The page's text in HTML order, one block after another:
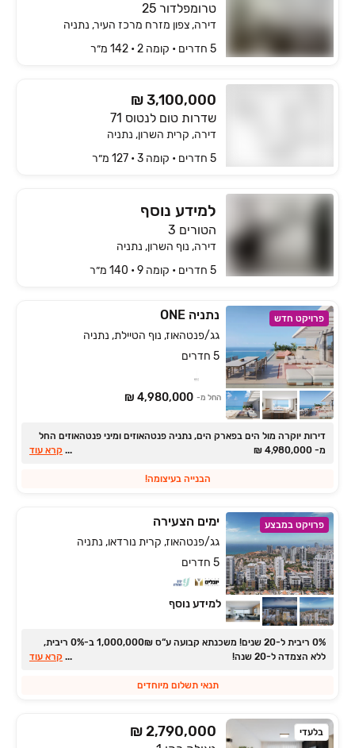
טרומפלדור 25
דירה, צפון מזרח מרכז העיר, נתניה
5 חדרים • קומה ‎2‏ • 142 מ״ר
₪ 3,100,000
שדרות טום לנטוס 71
דירה, קרית השרון, נתניה
5 חדרים • קומה ‎3‏ • 127 מ״ר
למידע נוסף
הטורים 3
דירה, נוף השרון, נתניה
5 חדרים • קומה ‎9‏ • 140 מ״ר
פרויקט חדש נתניה ONE
גג/פנטהאוז, נוף הטיילת, נתניה
5 חדרים
החל מ- 4,980,000 ₪
דירות יוקרה מול הים בפארק הים, נתניה פנטהאוזים ומיני פנטהאוזים החל
מ- ‏4,980,000 ‏₪
... קרא עוד
הבנייה בעיצומה!
פרויקט במבצע ימים הצעירה
גג/פנטהאוז, קרית נורדאו, נתניה
5 חדרים
למידע נוסף
‏0% ריבית ל‏-‏20 שנים! משכנתא קבועה ע“ס ‏₪‏1,000,000 ב‏-‏0% ריבית,
ללא הצמדה ל‏-‏20 שנה!
... קרא עוד
תנאי תשלום מיוחדים
בלעדי 2,790,000 ₪